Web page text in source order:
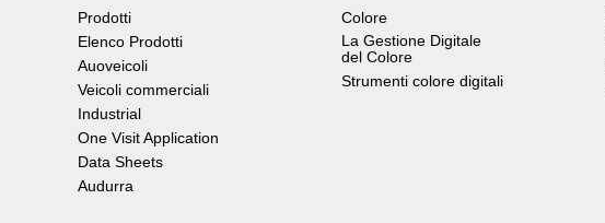
Prodotti
Elenco Prodotti
Auoveicoli
Veicoli commerciali
Industrial
One Visit Application
Data Sheets
Audurra
Colore
La Gestione Digitale
del Colore
Strumenti colore digitali